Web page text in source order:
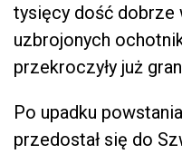
tysięcy dość dobrze
uzbrojonych
przekroczyły już
Po upadku
przedostał się do